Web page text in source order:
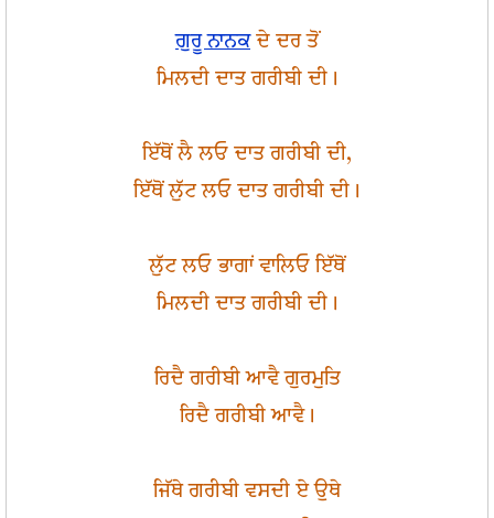
ਗੁਰੂ ਨਾਨਕਦੇ ਦਰ ਤੋਂ
ਮਿਲਦੀ ਦਾਤ ਗਰੀਬੀ ਦੀ।
ਇੱਥੋਂ ਲੈ ਲਓ ਦਾਤ ਗਰੀਬੀ ਦੀ,
ਇੱਥੋਂ ਲੁੱਟ ਲਓ ਦਾਤ ਗਰੀਬੀ ਦੀ।
ਲੁੱਟ ਲਓ ਭਾਗਾਂ ਵਾਲਿਓ ਇੱਥੋਂ
ਮਿਲਦੀ ਦਾਤ ਗਰੀਬੀ ਦੀ।
ਰਿਦੈ ਗਰੀਬੀ ਆਵੈ ਗੁਰਮੁਤਿ
ਰਿਦੈ ਗਰੀਬੀ ਆਵੈ।
ਜਿੱਥੇ ਗਰੀਬੀ ਵਸਦੀ ਏ ਉਥੇ